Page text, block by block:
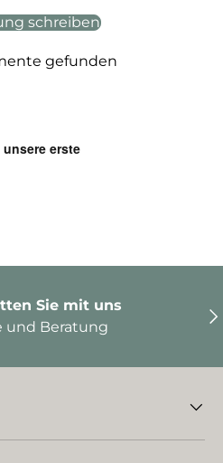
schreiben
gefunden
Sie mit uns
und Beratung